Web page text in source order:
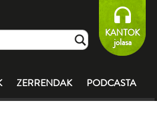
KANTOK
jolasa
ZERRENDAK PODCASTA